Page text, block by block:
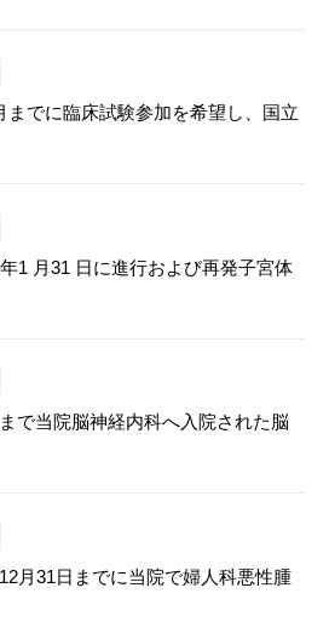
までに臨床試験参加を希望し、国立
1 月31 日に進行および再発子宮体
で当院脳神経内科へ入院された脳
月31日までに当院で婦人科悪性腫